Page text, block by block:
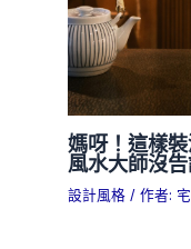
媽呀！這樣
風水大師沒
設計風格 / 作者: